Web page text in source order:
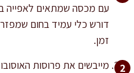
עם מכסה שמתאים לאפייה
דורש כלי עמיד בחום
זמן.
מייבשים את פרוסות